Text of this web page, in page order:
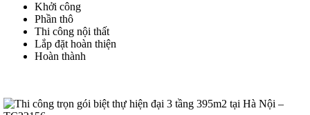
Khởi công
Phần thô
Thi công nội thất
Lắp đặt hoàn thiện
Hoàn thành